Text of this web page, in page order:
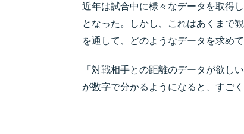
近年は試合中に様々なデータを取得
となった。しかし、これはあくまで
を通して、どのようなデータを求め
「対戦相手との距離のデータが欲し
が数字で分かるようになると、すごく